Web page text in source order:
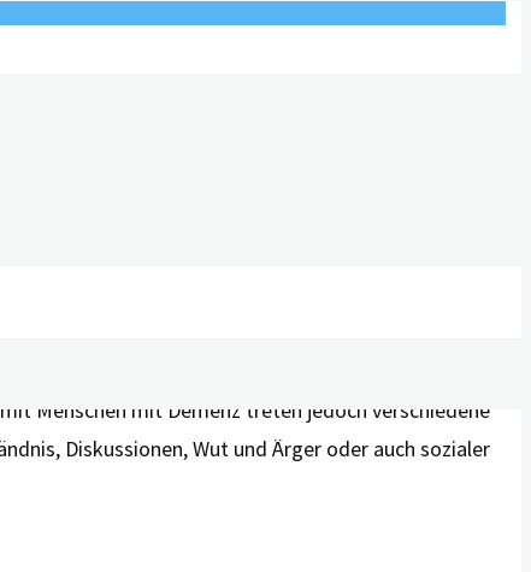
Menschen mit Demenz treten jedoch verschiedene
Diskussionen, Wut und Ärger oder auch sozialer